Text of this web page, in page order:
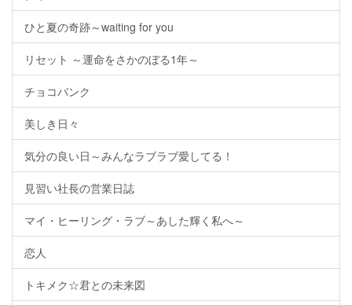
ひと夏の奇跡～waiting for you
リセット ～運命をさかのぼる1年～
チョコバンク
美しき日々
気分の良い日～みんなラブラブ愛してる！
見習い社長の営業日誌
マイ・ヒーリング・ラブ～あした輝く私へ～
恋人
トキメク☆君との未来図